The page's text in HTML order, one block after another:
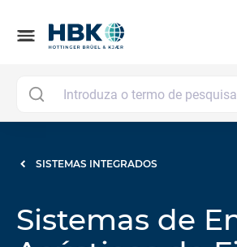
menu
SISTEMAS INTEGRADOS
Sistemas de